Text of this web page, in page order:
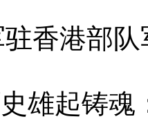
香港部
雄起铸魂